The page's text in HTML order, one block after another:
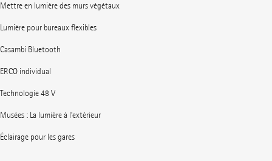
Mettre en lumière des murs végétaux
Lumière pour bureaux flexibles
Casambi Bluetooth
ERCO individual
Technologie 48 V
Musées : La lumière à l’extérieur
Éclairage pour les gares